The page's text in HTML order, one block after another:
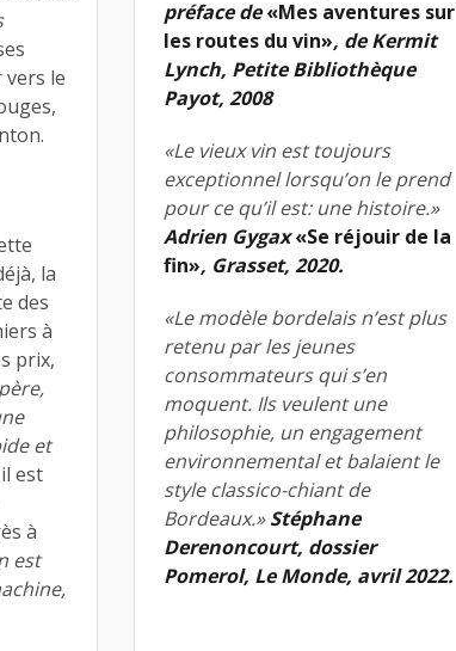
le
la
des
à
prix,
et
est
à
est
préface de«Mes aventures sur
les routes du vin», de Kermit
Lynch, Petite Bibliothèque
Payot, 2008
«Le vieux vin est toujours
exceptionnel lorsqu’on le prend
pour ce qu’il est: une histoire.»
Adrien Gygax«Se réjouir de la
fin», Grasset, 2020.
«Le modèle bordelais n’est plus
retenu par les jeunes
consommateurs qui s’en
moquent. Ils veulent une
philosophie, un engagement
environnemental et balaient le
style classico-chiant de
Bordeaux.»Stéphane
Derenoncourt, dossier
Pomerol, Le Monde, avril 2022.